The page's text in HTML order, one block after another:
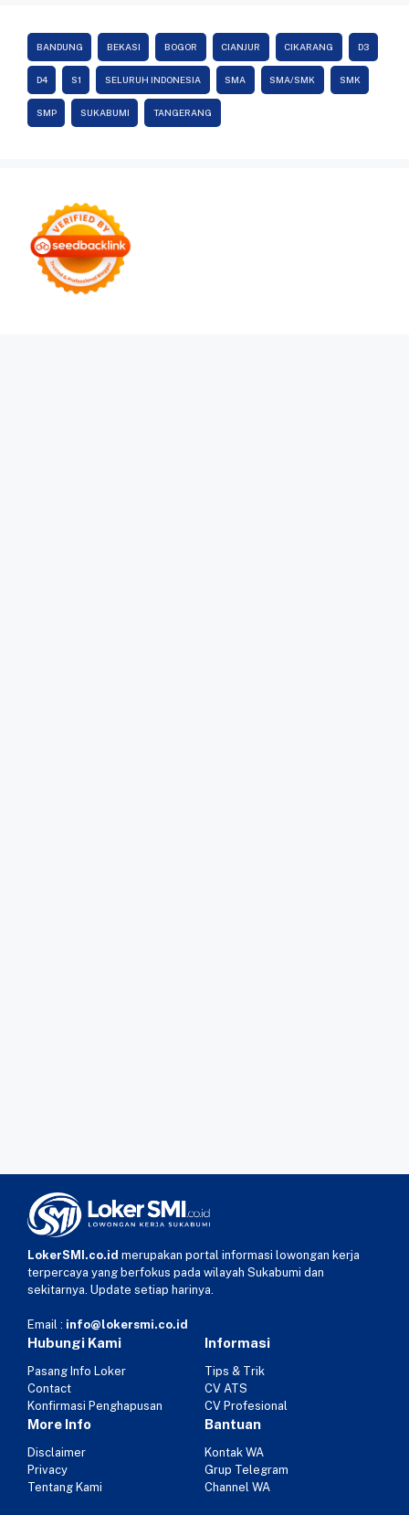
BANDUNG BEKASI BOGOR CIANJUR CIKARANG D3
D4 S1 SELURUH INDONESIA SMA SMA/SMK SMK
SMP SUKABUMI TANGERANG
LokerSMI.co.id merupakan portal informasi lowongan kerja
terpercaya yang berfokus pada wilayah Sukabumi dan
sekitarnya. Update setiap harinya.
Email : info@lokersmi.co.id
Hubungi Kami
Pasang Info Loker
Contact
Konfirmasi Penghapusan
Informasi
Tips & Trik
CV ATS
CV Profesional
More Info
Disclaimer
Privacy
Tentang Kami
Bantuan
Kontak WA
Grup Telegram
Channel WA